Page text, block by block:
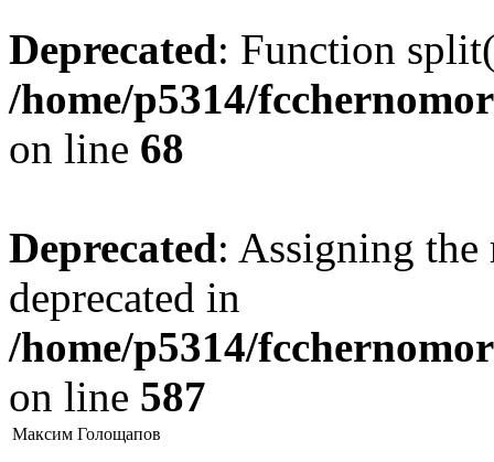
Deprecated: Function
/home/p5314/
on line 68
Deprecated: Assigning the
deprecated in
/home/p5314/
on line 587
Максим Голощапов